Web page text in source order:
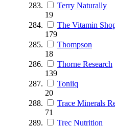
Terry Naturally
19
The Vitamin
179
Thompson
18
Thorne Research
139
Toniiq
20
Trace Minerals
71
Trec Nutrition